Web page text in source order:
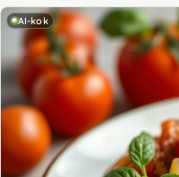
AI-kok